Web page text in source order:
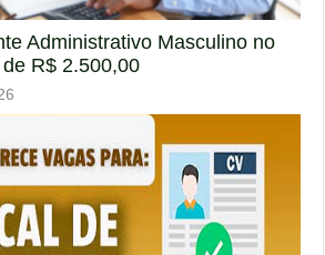
Administrativo Masculino no
R$ 2.500,00